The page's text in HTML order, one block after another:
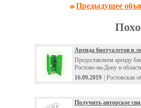
Предыдущее
Аренда биотуалетов в
Предоставляем аренду
Ростове-на-Дону и
16.09.2019 | Ростовская
Получить авторское